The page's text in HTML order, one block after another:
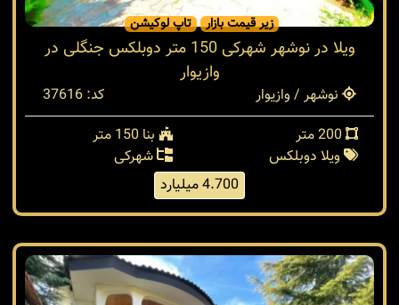
زیر قیمت بازار تاپ لوکیشن
ویلا در نوشهر شهرکی 150 متر دوبلکس جنگلی در
وازیوار
نوشهر / وازیوار
کد: 37616
بنا 150 متر
ویلا دوبلکس
شهرکی
4.700 میلیارد